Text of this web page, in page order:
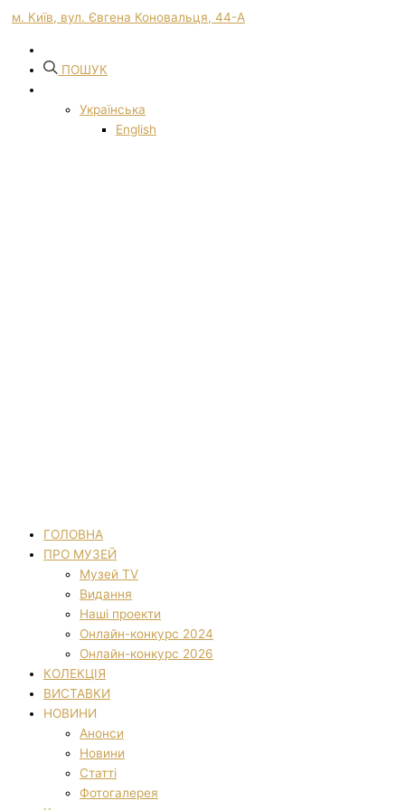
м. Київ, вул. Євгена Коновальця, 44-А
ПОШУК
Українська
English
ГОЛОВНА
ПРО МУЗЕЙ
Музей TV
Видання
Наші проекти
Онлайн-конкурс 2024
Онлайн-конкурс 2026
КОЛЕКЦІЯ
ВИСТАВКИ
НОВИНИ
Анонси
Новини
Статті
Фотогалерея